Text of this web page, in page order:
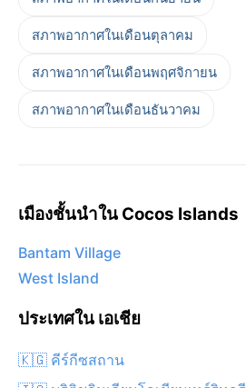
สภาพอากาศในเดือนตุลาคม
สภาพอากาศในเดือนพฤศจิกายน
สภาพอากาศในเดือนธันวาคม
เมืองชั้นนำใน Cocos Islands
Bantam Village
West Island
ประเทศใน เอเชีย
🇰🇬 คีร์กีซสถาน